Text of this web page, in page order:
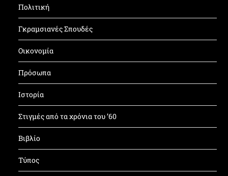
Πολιτική
Γκραμσιανές Σπουδές
Οικονομία
Πρόσωπα
Ιστορία
Στιγμές από τα χρόνια του ’60
Βιβλίο
Τύπος